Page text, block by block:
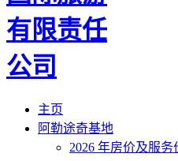
主页
阿勒途奇基地
2026 年房价及服务